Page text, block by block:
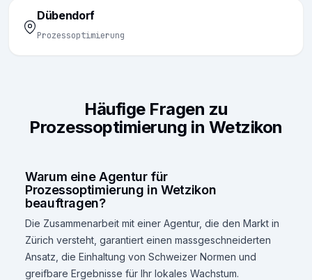
Dübendorf
Prozessoptimierung
Häufige Fragen zu
Prozessoptimierung in Wetzikon
Warum eine Agentur für
Prozessoptimierung in Wetzikon
beauftragen?
Die Zusammenarbeit mit einer Agentur, die den Markt in
Zürich versteht, garantiert einen massgeschneiderten
Ansatz, die Einhaltung von Schweizer Normen und
greifbare Ergebnisse für Ihr lokales Wachstum.